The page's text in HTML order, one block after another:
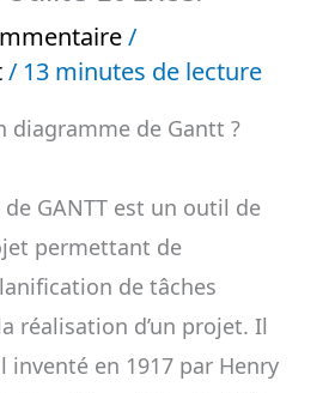
/
/ 13 minutes de lecture
diagramme de Gantt ?
GANTT est un outil de
permettant de
de tâches
réalisation d’un projet. Il
inventé en 1917 par Henry